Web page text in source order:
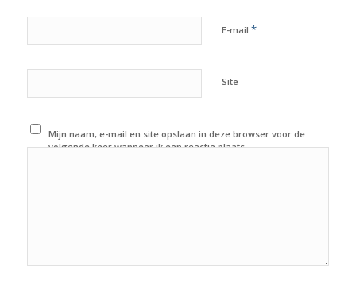
E-mail *
Site
Mijn naam, e-mail en site opslaan in deze browser voor de
volgende keer wanneer ik een reactie plaats.